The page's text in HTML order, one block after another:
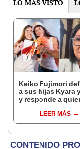
LO MÁS VISTO
Keiko Fujimori
a sus hijas Kyara
y responde a
“No pueden
LEER MÁS